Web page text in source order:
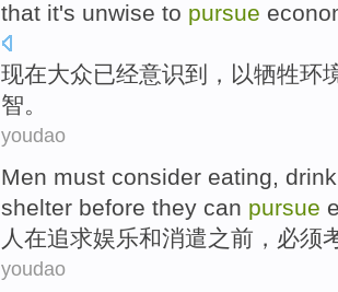
that it's unwise to pursue
现在大众已经意识到 ， 以牺牲环
智。
youdao
Men must consider eating,
shelter before they can pursue
人 在追求娱乐和消遣之前 ， 必须
youdao